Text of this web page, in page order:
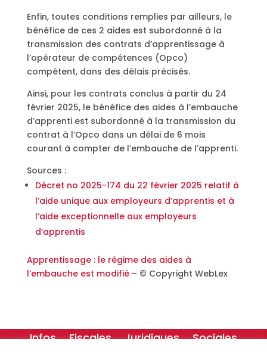
Enfin, toutes conditions remplies par ailleurs, le
bénéfice de ces 2 aides est subordonné à la
transmission des contrats d’apprentissage à
l’opérateur de compétences (Opco)
compétent, dans des délais précisés.
Ainsi, pour les contrats conclus à partir du 24
février 2025, le bénéfice des aides à l’embauche
d’apprenti est subordonné à la transmission du
contrat à l’Opco dans un délai de 6 mois
courant à compter de l’embauche de l’apprenti.
Sources :
Décret no 2025-174 du 22 février 2025 relatif à
l’aide unique aux employeurs d’apprentis et à
l’aide exceptionnelle aux employeurs
d’apprentis
Apprentissage : le régime des aides à
l’embauche est modifié – © Copyright WebLex
Infos Fiscales Juridiques
Sociales